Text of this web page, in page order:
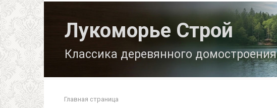
Лукоморье Строй
Классика деревянного домостроения
Главная страница